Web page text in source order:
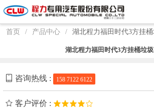
首页 / 产品中心 / 湖北程力福田时代3方挂
湖北程力福田时代3方挂桶垃
咨询热线 : 158 7122 6122
客户评价 :